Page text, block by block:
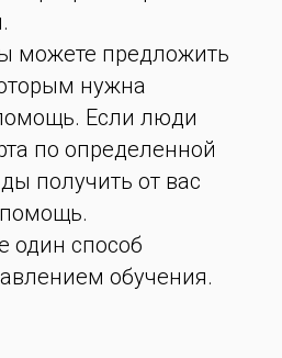
можете предложить
нужна
Если люди
по определенной
получить от вас
один способ
обучения.